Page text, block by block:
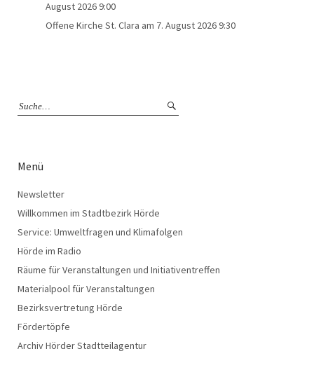
August 2026 9:00
Offene Kirche St. Clara am 7. August 2026 9:30
Menü
Newsletter
Willkommen im Stadtbezirk Hörde
Service: Umweltfragen und Klimafolgen
Hörde im Radio
Räume für Veranstaltungen und Initiativentreffen
Materialpool für Veranstaltungen
Bezirksvertretung Hörde
Fördertöpfe
Archiv Hörder Stadtteilagentur